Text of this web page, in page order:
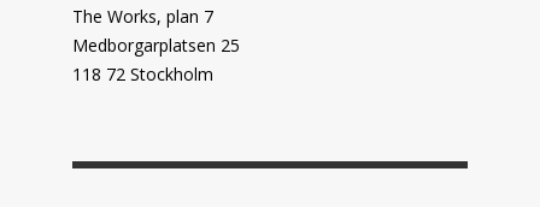
The Works, plan 7
Medborgarplatsen 25
118 72 Stockholm